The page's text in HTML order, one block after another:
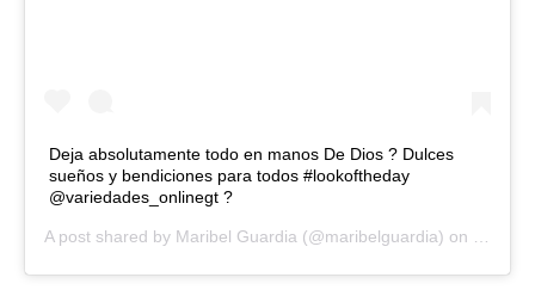
Deja absolutamente todo en manos De Dios ? Dulces
sueños y bendiciones para todos #lookoftheday
@variedades_onlinegt ?
A post shared by Maribel Guardia (@maribelguardia) on